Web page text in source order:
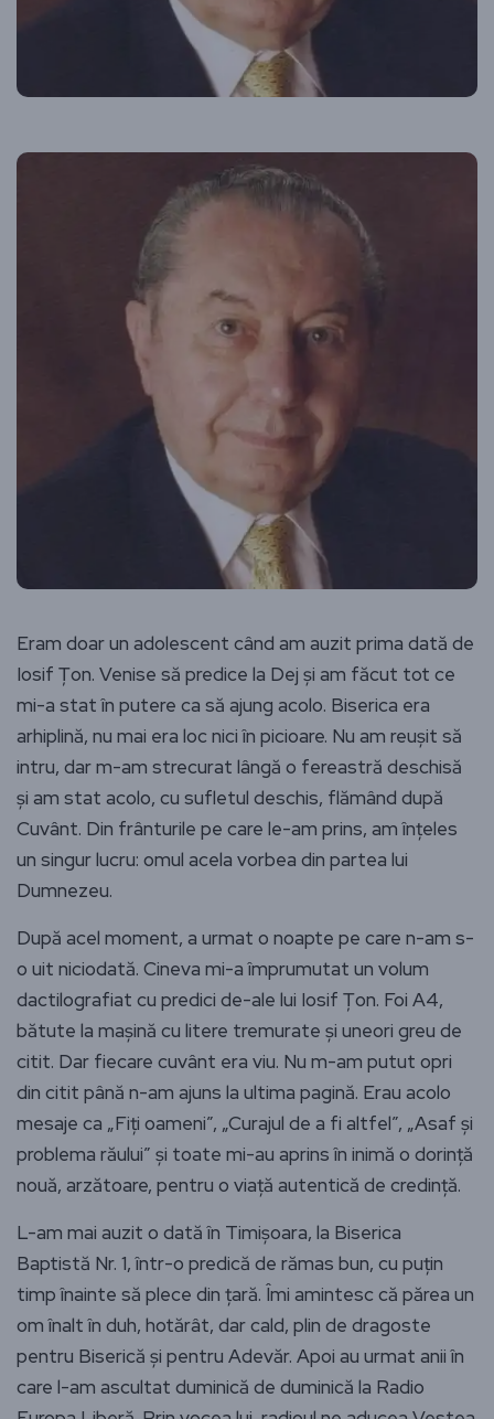
Eram doar un adolescent când am auzit prima dată de
Iosif Țon. Venise să predice la Dej și am făcut tot ce
mi-a stat în putere ca să ajung acolo. Biserica era
arhiplină, nu mai era loc nici în picioare. Nu am reușit să
intru, dar m-am strecurat lângă o fereastră deschisă
și am stat acolo, cu sufletul deschis, flămând după
Cuvânt. Din frânturile pe care le-am prins, am înțeles
un singur lucru: omul acela vorbea din partea lui
Dumnezeu.
După acel moment, a urmat o noapte pe care n-am s-
o uit niciodată. Cineva mi-a împrumutat un volum
dactilografiat cu predici de-ale lui Iosif Țon. Foi A4,
bătute la mașină cu litere tremurate și uneori greu de
citit. Dar fiecare cuvânt era viu. Nu m-am putut opri
din citit până n-am ajuns la ultima pagină. Erau acolo
mesaje ca „Fiți oameni”, „Curajul de a fi altfel”, „Asaf și
problema răului” și toate mi-au aprins în inimă o dorință
nouă, arzătoare, pentru o viață autentică de credință.
L-am mai auzit o dată în Timișoara, la Biserica
Baptistă Nr. 1, într-o predică de rămas bun, cu puțin
timp înainte să plece din țară. Îmi amintesc că părea un
om înalt în duh, hotărât, dar cald, plin de dragoste
pentru Biserică și pentru Adevăr. Apoi au urmat anii în
care l-am ascultat duminică de duminică la Radio